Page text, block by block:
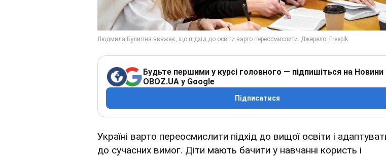
Будьте першими у курсі головного — підпишіться на Новини
OBOZ.UA у Google
Підписатися
Україні варто переосмислити підхід до вищої освіти і
до сучасних вимог. Діти мають бачити у навчанні користь і